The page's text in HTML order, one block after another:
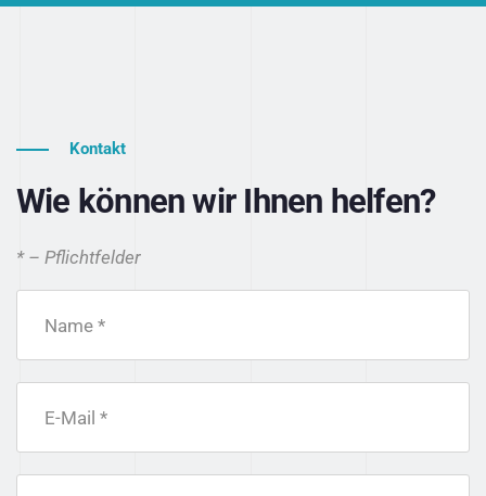
Kontakt
Wie können wir Ihnen helfen?
* – Pflichtfelder
Name *
E-Mail *